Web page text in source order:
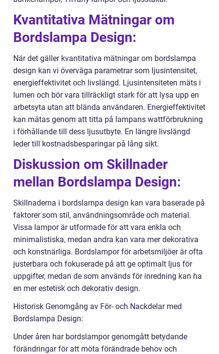
Kvantitativa Mätningar om
Bordslampa Design:
När det gäller kvantitativa mätningar om bordslampa
design kan vi överväga parametrar som ljusintensitet,
energieffektivitet och livslängd. Ljusintensiteten mäts i
lumen och bör vara tillräckligt stark för att lysa upp en
arbetsyta utan att blända användaren. Energieffektivitet
kan mätas genom att titta på lampans wattförbrukning
i förhållande till dess ljusutbyte. En längre livslängd
leder till kostnadsbesparingar på lång sikt.
Diskussion om Skillnader
mellan Bordslampa Design:
Skillnaderna i bordslampa design kan vara baserade på
faktorer som stil, användningsområde och material.
Vissa lampor är utformade för att vara enkla och
minimalistiska, medan andra kan vara mer dekorativa
och konstnärliga. Bordslampor för arbetsmiljöer är ofta
justerbara och fokuserade på att ge optimalt ljus för
uppgifter, medan de som används för inredning kan ha
en mer estetisk och dekorativ design.
Historisk Genomgång av För- och Nackdelar med
Bordslampa Design:
Under åren har bordslampor genomgått betydande
förändringar för att möta förändrade behov och